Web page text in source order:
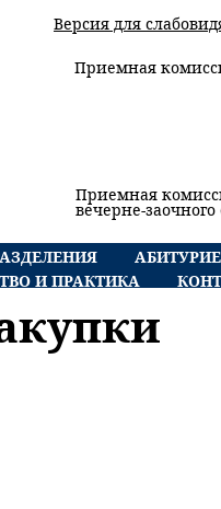
Приемная
Версия для
Приемная
вечерне-
И ПРАКТИКА